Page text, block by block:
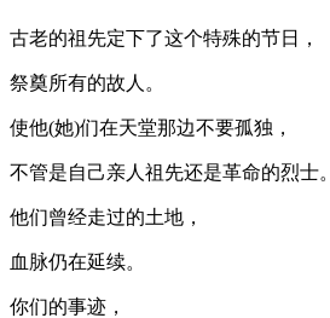
古老的祖先定下了这个特殊的节日，
祭奠所有的故人。
使他(她)们在天堂那边不要孤独，
不管是自己亲人祖先还是革命的烈士。
他们曾经走过的土地，
血脉仍在延续。
你们的事迹，